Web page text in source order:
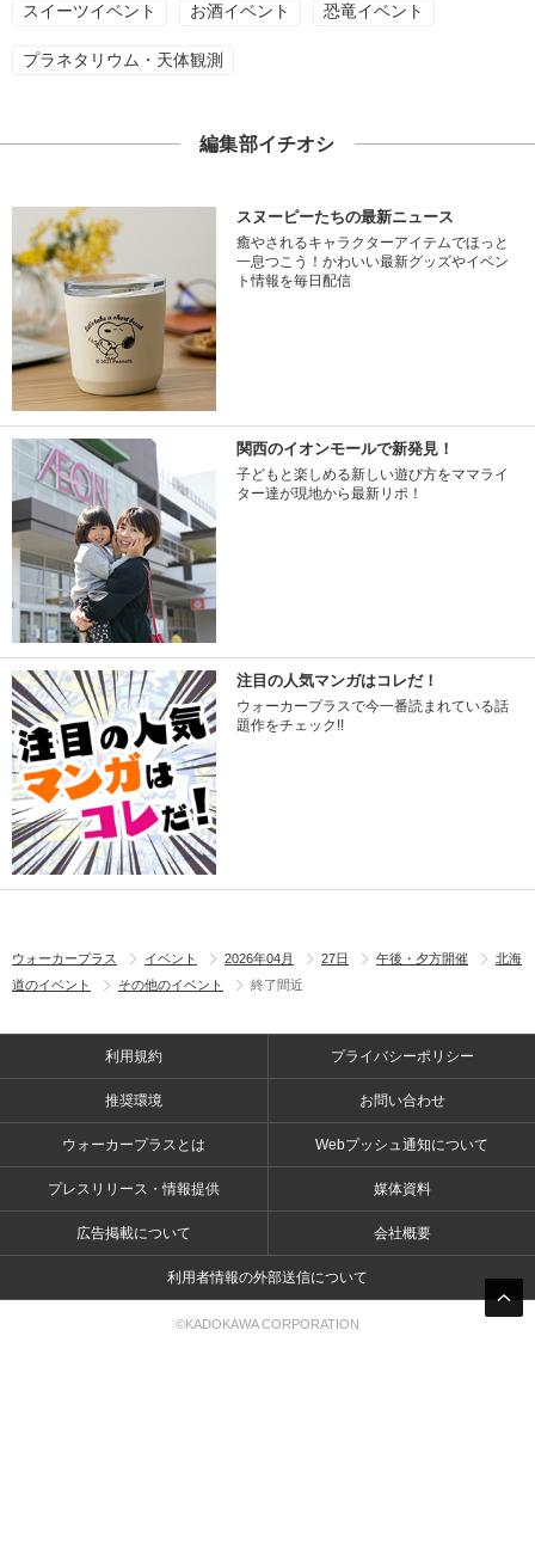
スイーツイベント お酒イベント 恐竜イベント
プラネタリウム・天体観測
編集部イチオシ
スヌーピーたちの最新ニュース
癒やされるキャラクターアイテムでほっと
一息つこう！かわいい最新グッズやイベン
ト情報を毎日配信
関西のイオンモールで新発見！
子どもと楽しめる新しい遊び方をママライ
ター達が現地から最新リポ！
注目の人気マンガはコレだ！
ウォーカープラスで今一番読まれている話
題作をチェック!!
ウォーカープラス イベント 2026年04月 27日 午後・夕方開催
北海
道のイベント
その他のイベント 終了間近
利用規約 プライバシーポリシー
推奨環境 お問い合わせ
ウォーカープラスとは Webプッシュ通知について
プレスリリース・情報提供 媒体資料
広告掲載について 会社概要
利用者情報の外部送信について
©KADOKAWA CORPORATION